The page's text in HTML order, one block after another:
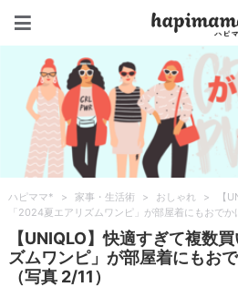
ハピママ* > 家事・生活術 > おしゃれ >
【
「2024夏エアリズムワンピ」が部屋着にもおでか
【UNIQLO】快適すぎて複数
ズムワンピ」が部屋着にもお
（写真 2/11）